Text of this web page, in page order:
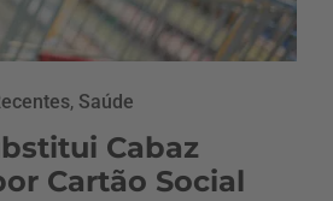
, Saúde
Cabaz
Cartão Social